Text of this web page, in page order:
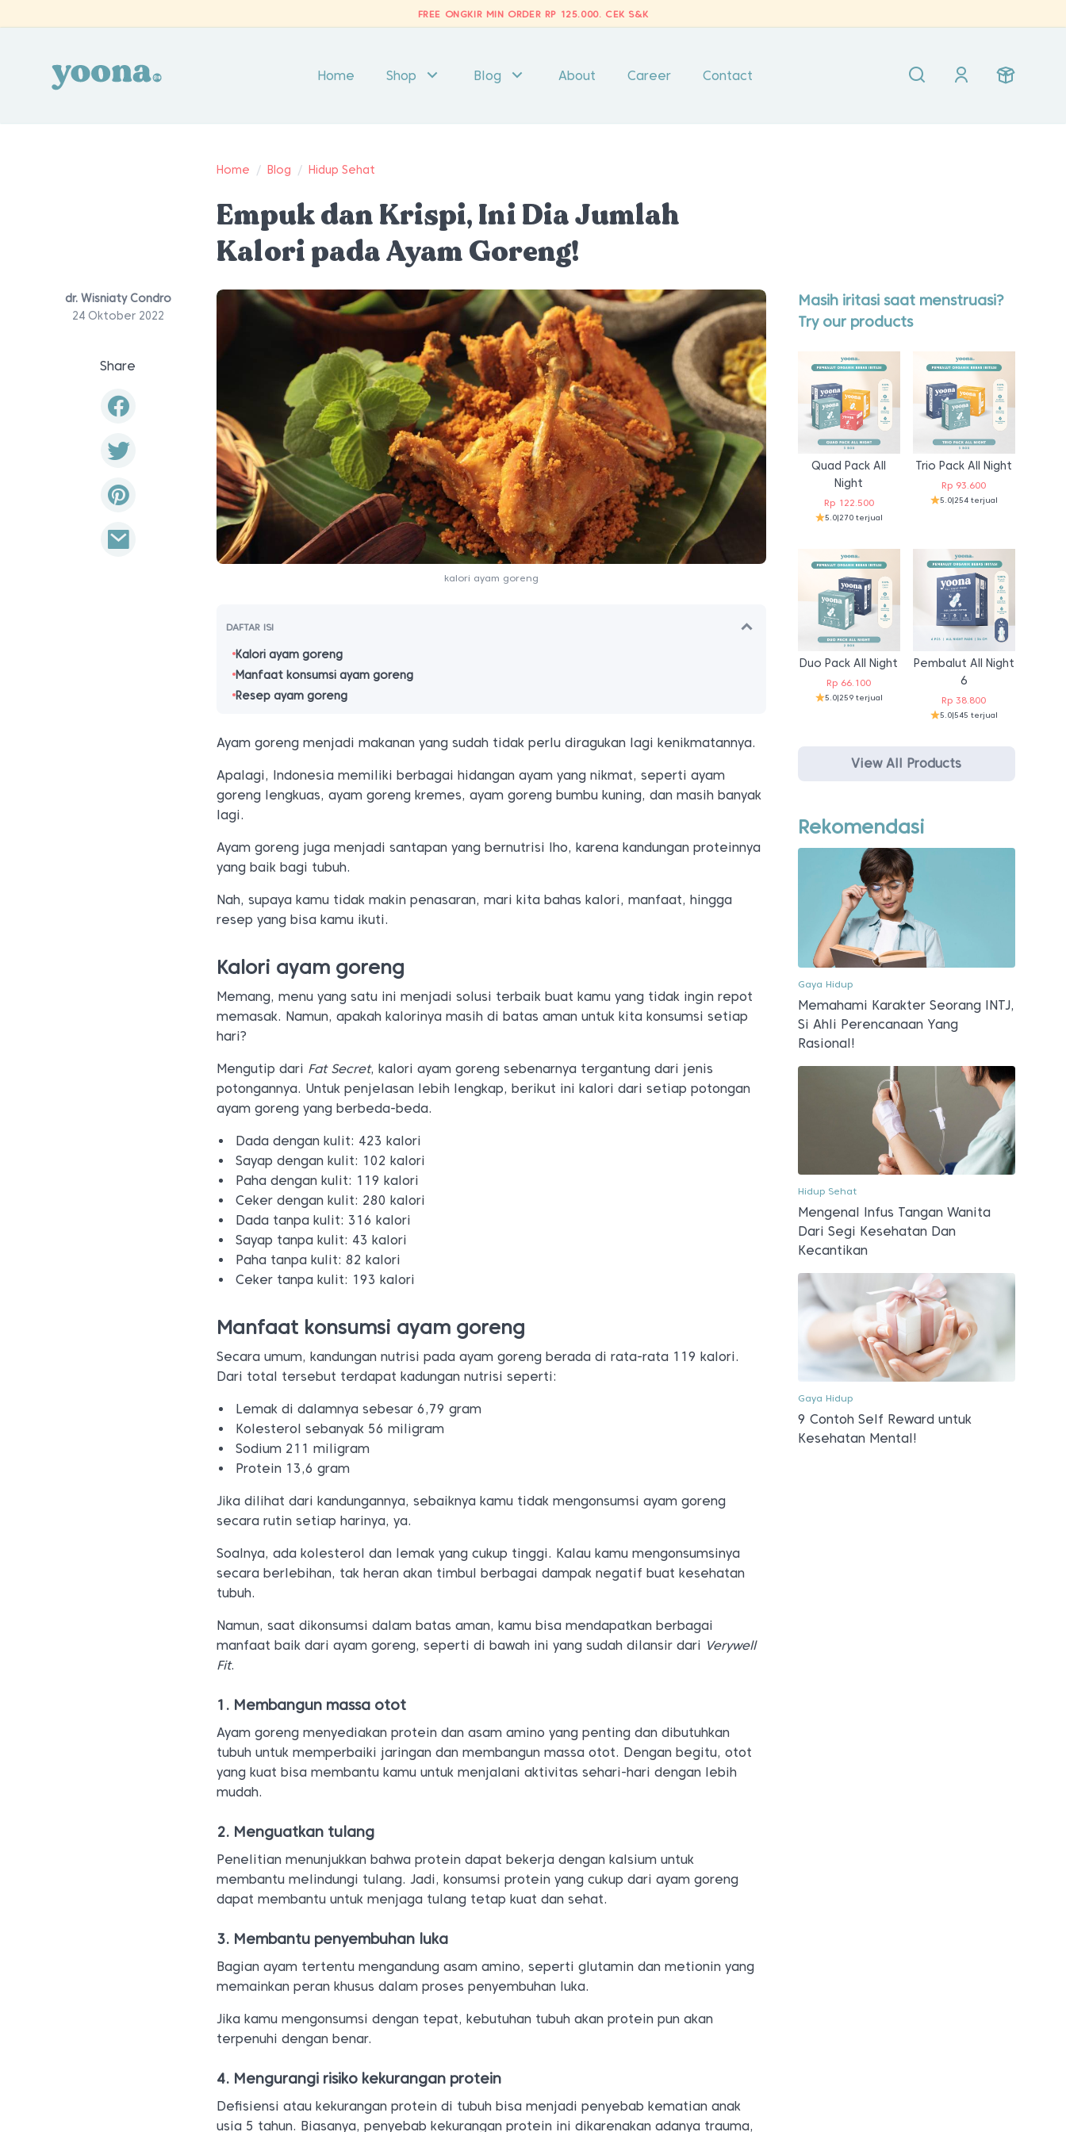
FREE ONGKIR MIN ORDER RP 125.000. CEK S&K
Home Shop Blog About Career Contact
Home / Blog / Hidup Sehat
Empuk dan Krispi, Ini Dia Jumlah
Kalori pada Ayam Goreng!
dr. Wisniaty Condro
24 Oktober 2022
Share
kalori ayam goreng
DAFTAR ISI
Kalori ayam goreng
Manfaat konsumsi ayam goreng
Resep ayam goreng
Ayam goreng menjadi makanan yang sudah tidak perlu diragukan lagi kenikmatannya.
Apalagi, Indonesia memiliki berbagai hidangan ayam yang nikmat, seperti ayam
goreng lengkuas, ayam goreng kremes, ayam goreng bumbu kuning, dan masih banyak
lagi.
Ayam goreng juga menjadi santapan yang bernutrisi lho, karena kandungan proteinnya
yang baik bagi tubuh.
Nah, supaya kamu tidak makin penasaran, mari kita bahas kalori, manfaat, hingga
resep yang bisa kamu ikuti.
Kalori ayam goreng
Memang, menu yang satu ini menjadi solusi terbaik buat kamu yang tidak ingin repot
memasak. Namun, apakah kalorinya masih di batas aman untuk kita konsumsi setiap
hari?
Mengutip dari Fat Secret, kalori ayam goreng sebenarnya tergantung dari jenis
potongannya. Untuk penjelasan lebih lengkap, berikut ini kalori dari setiap potongan
ayam goreng yang berbeda-beda.
Dada dengan kulit: 423 kalori
Sayap dengan kulit: 102 kalori
Paha dengan kulit: 119 kalori
Ceker dengan kulit: 280 kalori
Dada tanpa kulit: 316 kalori
Sayap tanpa kulit: 43 kalori
Paha tanpa kulit: 82 kalori
Ceker tanpa kulit: 193 kalori
Manfaat konsumsi ayam goreng
Secara umum, kandungan nutrisi pada ayam goreng berada di rata-rata 119 kalori.
Dari total tersebut terdapat kadungan nutrisi seperti:
Lemak di dalamnya sebesar 6,79 gram
Kolesterol sebanyak 56 miligram
Sodium 211 miligram
Protein 13,6 gram
Jika dilihat dari kandungannya, sebaiknya kamu tidak mengonsumsi ayam goreng
secara rutin setiap harinya, ya.
Soalnya, ada kolesterol dan lemak yang cukup tinggi. Kalau kamu mengonsumsinya
secara berlebihan, tak heran akan timbul berbagai dampak negatif buat kesehatan
tubuh.
Namun, saat dikonsumsi dalam batas aman, kamu bisa mendapatkan berbagai
manfaat baik dari ayam goreng, seperti di bawah ini yang sudah dilansir dari Verywell
Fit.
1. Membangun massa otot
Ayam goreng menyediakan protein dan asam amino yang penting dan dibutuhkan
tubuh untuk memperbaiki jaringan dan membangun massa otot. Dengan begitu, otot
yang kuat bisa membantu kamu untuk menjalani aktivitas sehari-hari dengan lebih
mudah.
2. Menguatkan tulang
Penelitian menunjukkan bahwa protein dapat bekerja dengan kalsium untuk
membantu melindungi tulang. Jadi, konsumsi protein yang cukup dari ayam goreng
dapat membantu untuk menjaga tulang tetap kuat dan sehat.
3. Membantu penyembuhan luka
Bagian ayam tertentu mengandung asam amino, seperti glutamin dan metionin yang
memainkan peran khusus dalam proses penyembuhan luka.
Jika kamu mengonsumsi dengan tepat, kebutuhan tubuh akan protein pun akan
terpenuhi dengan benar.
4. Mengurangi risiko kekurangan protein
Defisiensi atau kekurangan protein di tubuh bisa menjadi penyebab kematian anak
usia 5 tahun. Biasanya, penyebab kekurangan protein ini dikarenakan adanya trauma,
Masih iritasi saat menstruasi?
Try our products
Quad Pack All
Night
Rp122.500
5.0|270 terjual
Trio Pack All Night
Rp 93.600
5.0|254 terjual
Duo Pack All Night
Rp 66.100
5.0|259 terjual
Pembalut All Night
6
Rp 38.800
5.0|545 terjual
View All Products
Rekomendasi
Gaya Hidup
Memahami Karakter Seorang INTJ,
Si Ahli Perencanaan Yang
Rasional!
Hidup Sehat
Mengenal Infus Tangan Wanita
Dari Segi Kesehatan Dan
Kecantikan
Gaya Hidup
9 Contoh Self Reward untuk
Kesehatan Mental!